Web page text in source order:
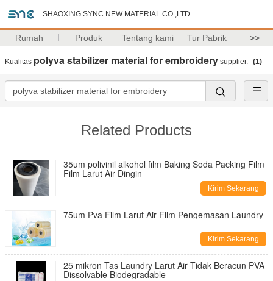
SHAOXING SYNC NEW MATERIAL CO.,LTD
Rumah Produk Tentang kami Tur Pabrik >>
Kualitas polyva stabilizer material for embroidery supplier. (1)
Related Products
35um polivinil alkohol film Baking Soda Packing Film
Film Larut Air Dingin
Kirim Sekarang
75um Pva Film Larut Air Film Pengemasan Laundry
Kirim Sekarang
25 mikron Tas Laundry Larut Air Tidak Beracun PVA
Dissolvable Biodegradable